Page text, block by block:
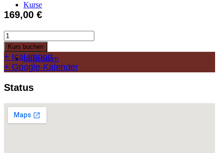
Kurse
Referenzen
Gästebuch
169,00 €
Fine
Dining
-
Seafood
Kurs buchen
+ Ical Import
+ Google-Kalender
Status